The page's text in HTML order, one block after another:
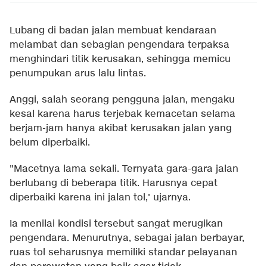
Lubang di badan jalan membuat kendaraan
melambat dan sebagian pengendara terpaksa
menghindari titik kerusakan, sehingga memicu
penumpukan arus lalu lintas.
Anggi, salah seorang pengguna jalan, mengaku
kesal karena harus terjebak kemacetan selama
berjam-jam hanya akibat kerusakan jalan yang
belum diperbaiki.
"Macetnya lama sekali. Ternyata gara-gara jalan
berlubang di beberapa titik. Harusnya cepat
diperbaiki karena ini jalan tol,' ujarnya.
Ia menilai kondisi tersebut sangat merugikan
pengendara. Menurutnya, sebagai jalan berbayar,
ruas tol seharusnya memiliki standar pelayanan